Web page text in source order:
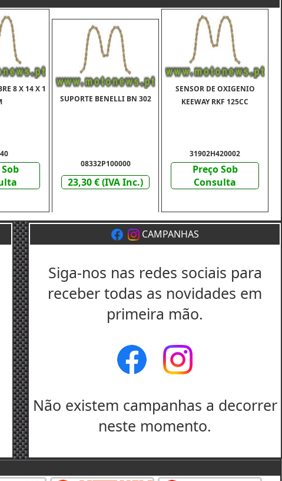
8 X 14 X 1
SUPORTE BENELLI BN 302
08332P100000
23,30 € (IVA Inc.)
SENSOR DE OXIGENIO
KEEWAY RKF 125CC
31902H420002
Preço Sob
Consulta
CAMPANHAS
Siga-nos nas redes sociais para
receber todas as novidades em
primeira mão.
Não existem campanhas a decorrer
neste momento.